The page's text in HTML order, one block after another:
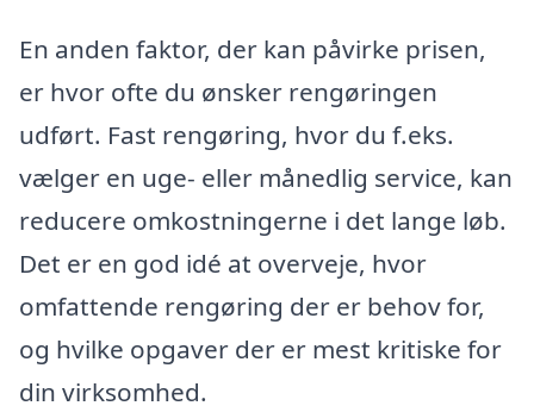
En anden faktor, der kan påvirke prisen,
er hvor ofte du ønsker rengøringen
udført. Fast rengøring, hvor du f.eks.
vælger en uge- eller månedlig service, kan
reducere omkostningerne i det lange løb.
Det er en god idé at overveje, hvor
omfattende rengøring der er behov for,
og hvilke opgaver der er mest kritiske for
din virksomhed.